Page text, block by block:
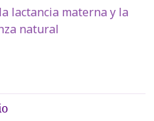
lactancia materna y la
natural